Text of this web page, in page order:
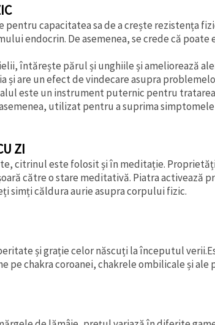
capacitatea sa de a crește rezistența
endocrin. De asemenea, se crede că poate
întărește părul și unghiile și ameliorează
are un efect de vindecare asupra
este un instrument puternic pentru
utilizat pentru a suprima
ZI
citrinul este folosit și în meditație.
către o stare meditativă. Piatra activează
simți căldura aurie asupra corpului fizic.
și grație celor născuți la începutul
pe chakra coroanei, chakrele ombilicale și ale